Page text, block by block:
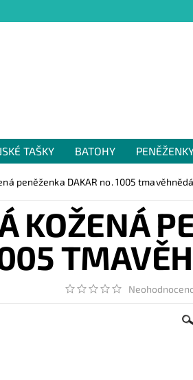
TAŠKY BATOHY
peněženka DAKAR no. 1005 tmavěhnědá
KOŽENÁ